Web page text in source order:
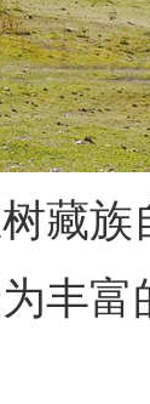
藏族
丰